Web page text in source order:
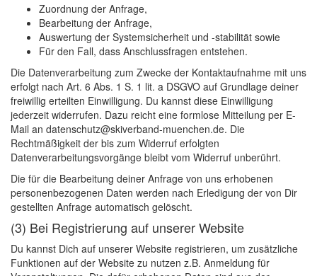
Zuordnung der Anfrage,
Bearbeitung der Anfrage,
Auswertung der Systemsicherheit und -stabilität sowie
Für den Fall, dass Anschlussfragen entstehen.
Die Datenverarbeitung zum Zwecke der Kontaktaufnahme mit uns
erfolgt nach Art. 6 Abs. 1 S. 1 lit. a DSGVO auf Grundlage deiner
freiwillig erteilten Einwilligung. Du kannst diese Einwilligung
jederzeit widerrufen. Dazu reicht eine formlose Mitteilung per E-
Mail an datenschutz@skiverband-muenchen.de. Die
Rechtmäßigkeit der bis zum Widerruf erfolgten
Datenverarbeitungsvorgänge bleibt vom Widerruf unberührt.
Die für die Bearbeitung deiner Anfrage von uns erhobenen
personenbezogenen Daten werden nach Erledigung der von Dir
gestellten Anfrage automatisch gelöscht.
(3) Bei Registrierung auf unserer Website
Du kannst Dich auf unserer Website registrieren, um zusätzliche
Funktionen auf der Website zu nutzen z.B. Anmeldung für